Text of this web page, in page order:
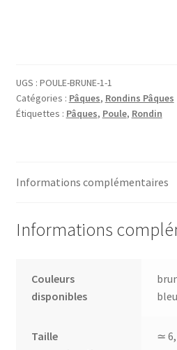
UGS : POULE-BRUNE-1-1
Catégories : Pâques, Rondins Pâques
Étiquettes : Pâques, Poule, Rondin
Informations complémentaires
Informations
Couleurs
disponibles
Taille
≃